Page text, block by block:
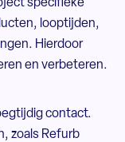
specifieke
looptijden,
Hierdoor
en verbeteren.
contact.
zoals Refurb